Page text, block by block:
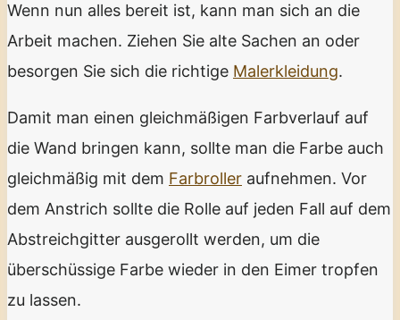
Wenn nun alles bereit ist, kann man sich an die
Arbeit machen. Ziehen Sie alte Sachen an oder
besorgen Sie sich die richtige Malerkleidung.
Damit man einen gleichmäßigen Farbverlauf auf
die Wand bringen kann, sollte man die Farbe auch
gleichmäßig mit dem Farbroller aufnehmen. Vor
dem Anstrich sollte die Rolle auf jeden Fall auf dem
Abstreichgitter ausgerollt werden, um die
überschüssige Farbe wieder in den Eimer tropfen
zu lassen.